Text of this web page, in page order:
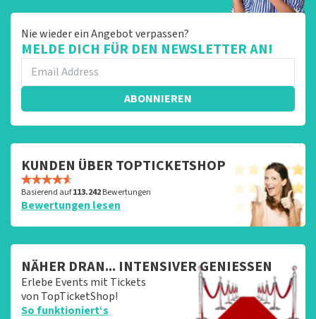
Nie wieder ein Angebot verpassen?
MELDE DICH FÜR DEN NEWSLETTER AN!
ABONNIEREN
KUNDEN ÜBER TOPTICKETSHOP
Basierend auf113.242Bewertungen
Bewertungen lesen
NÄHER DRAN... INTENSIVER GENIESSEN
Erlebe Events mit Tickets
von TopTicketShop!
So funktioniert‘s